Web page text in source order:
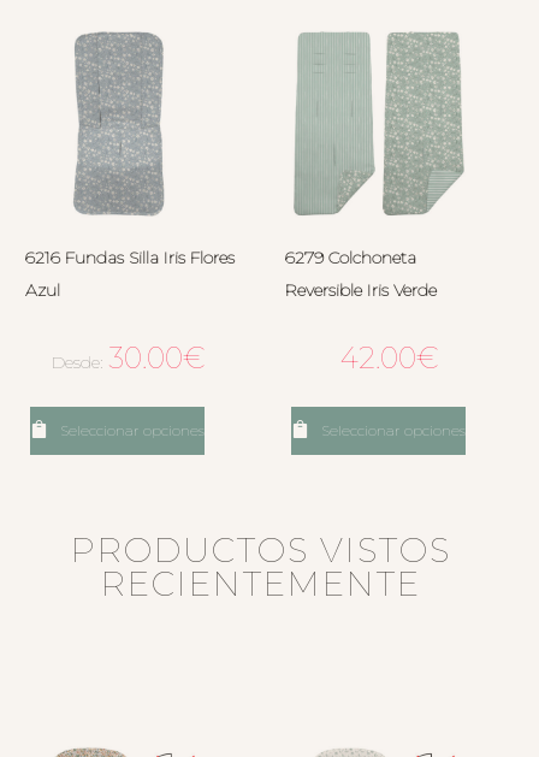
6216 Fundas Silla Iris Flores
Azul
Desde: 30.00€
Seleccionar opciones
6279 Colchoneta
Reversible Iris Verde
42.00€
Seleccionar opciones
PRODUCTOS VISTOS
RECIENTEMENTE